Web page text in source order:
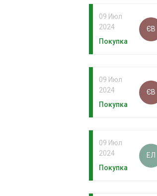
09 Июл
2024
Покупка
ЄВ
09 Июл
2024
Покупка
ЄВ
09 Июл
2024
Покупка
ЕЛ